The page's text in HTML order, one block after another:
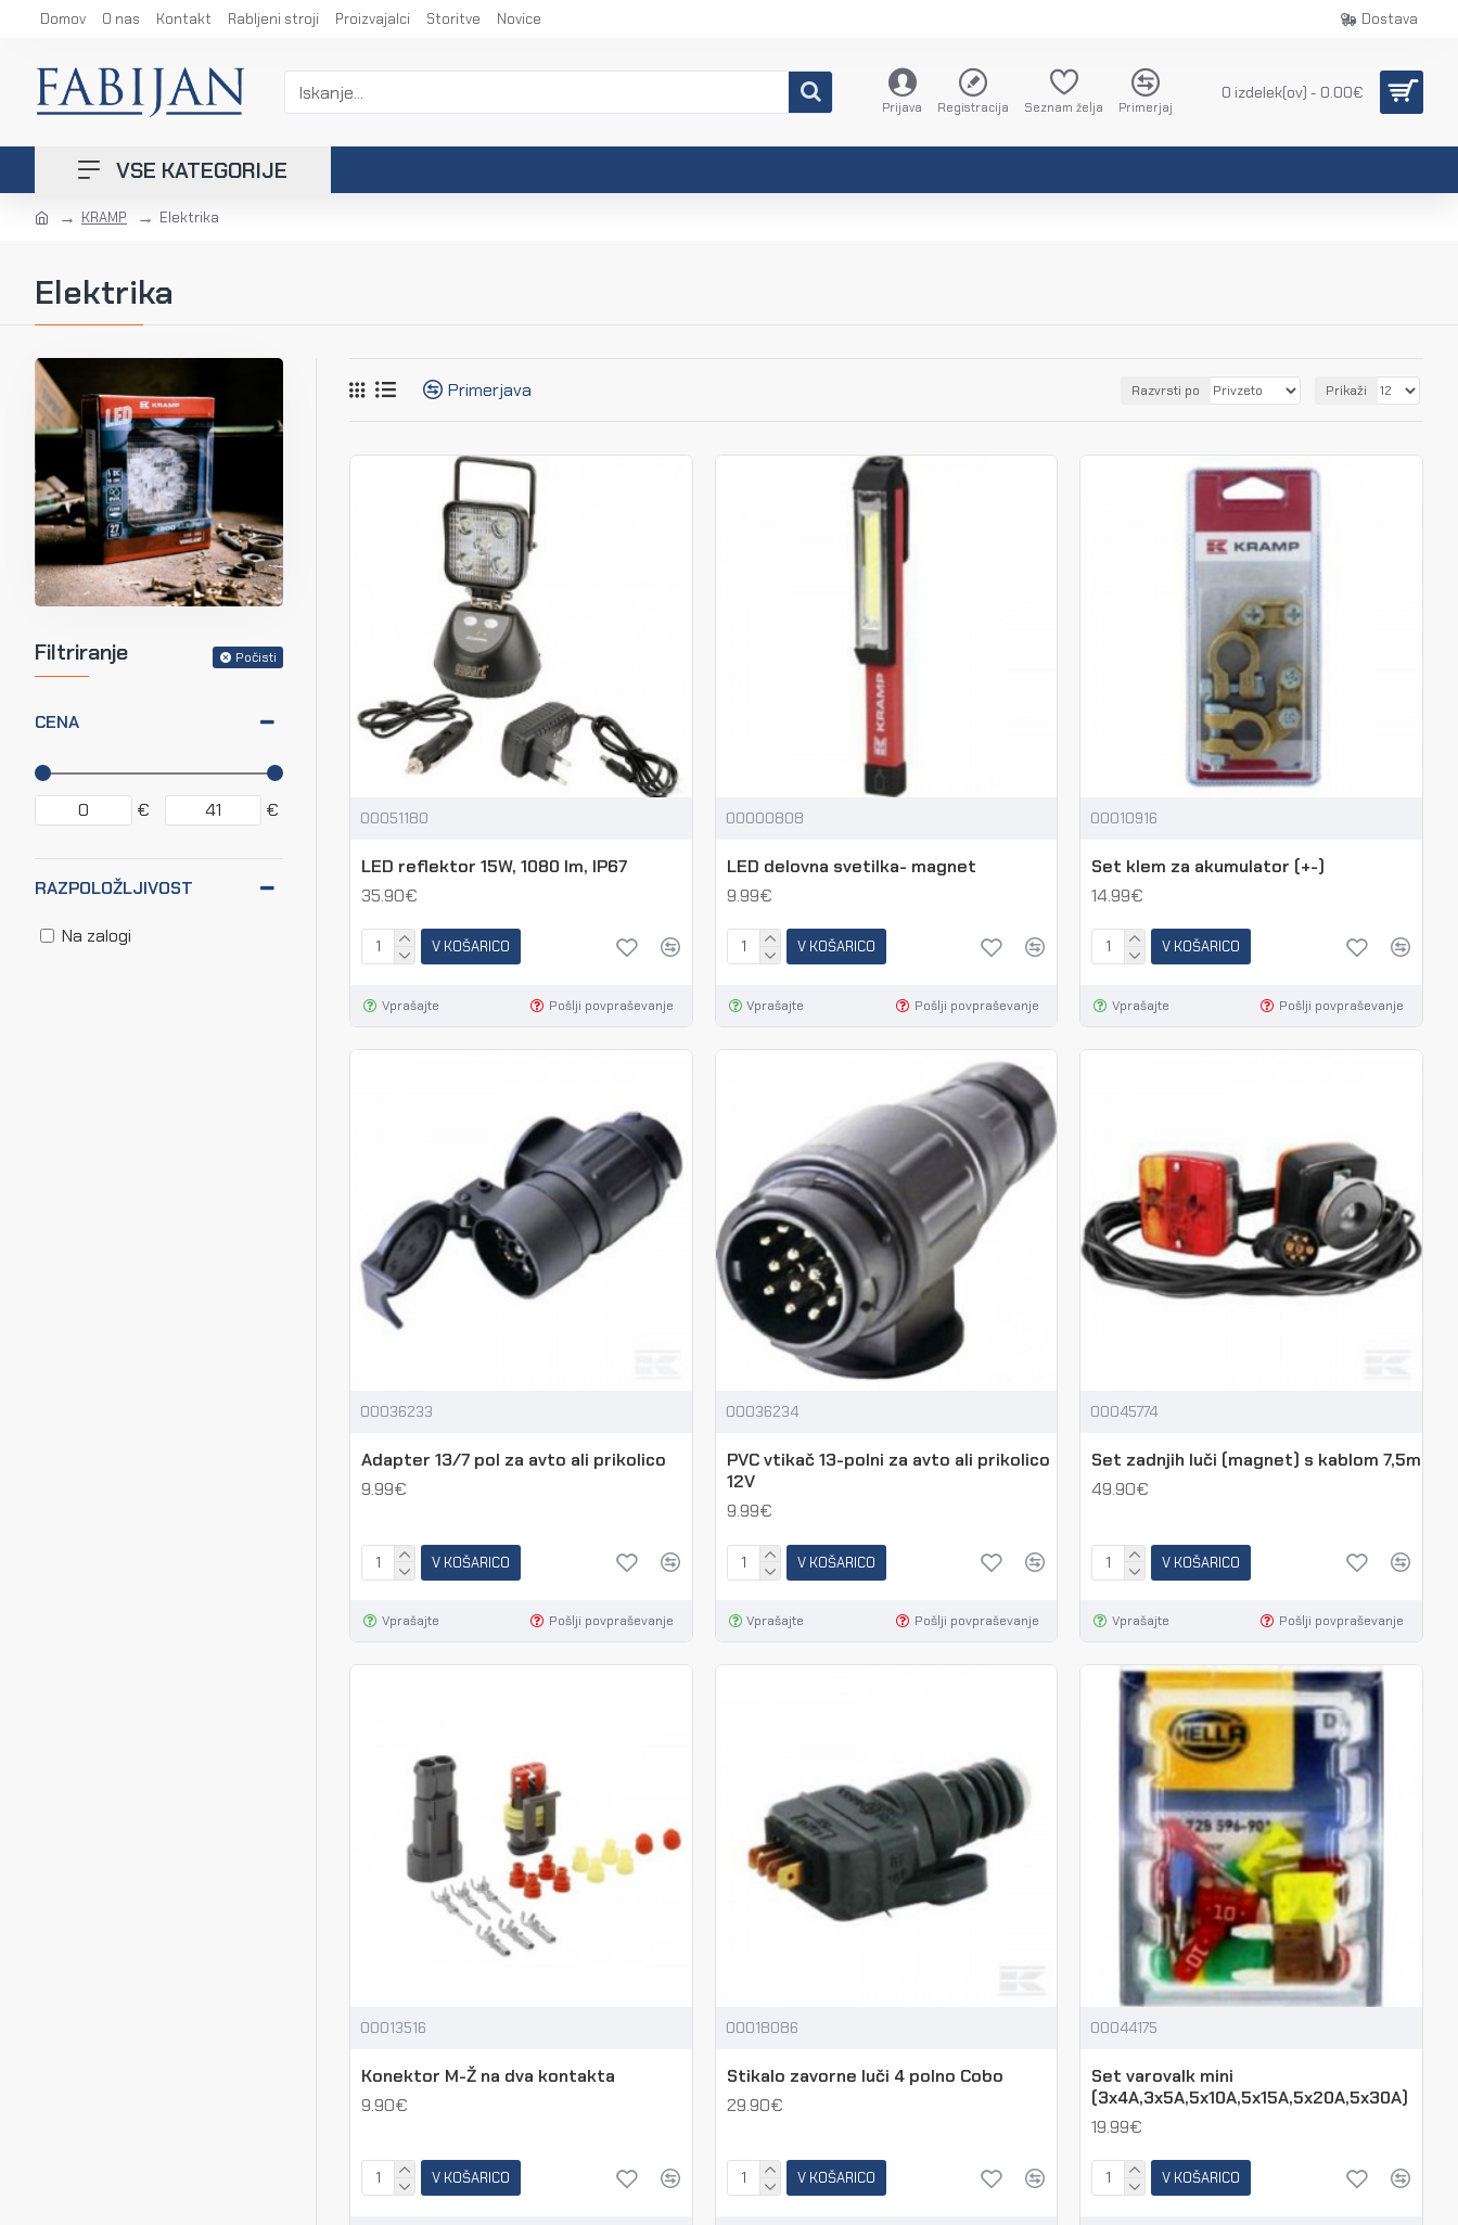
Domov O nas Kontakt Rabljeni stroji Proizvajalci Storitve Novice Dostava
Prijava Registracija Seznam želja Primerjaj
0 izdelek(ov) - 0.00€
VSE KATEGORIJE
KRAMP Elektrika
Elektrika
Filtriranje Počisti
CENA
€ €
RAZPOLOŽLJIVOST
Na zalogi
Primerjava Razvrsti po Prikaži
00051180
LED reflektor 15W, 1080 lm, IP67
35.90€
V KOŠARICO
Vprašajte Pošlji povpraševanje
00000808
LED delovna svetilka- magnet
9.99€
V KOŠARICO
Vprašajte Pošlji povpraševanje
00010916
Set klem za akumulator (+-)
14.99€
V KOŠARICO
Vprašajte Pošlji povpraševanje
00036233
Adapter 13/7 pol za avto ali prikolico
9.99€
V KOŠARICO
Vprašajte Pošlji povpraševanje
00036234
PVC vtikač 13-polni za avto ali prikolico
12V
9.99€
V KOŠARICO
Vprašajte Pošlji povpraševanje
00045774
Set zadnjih luči (magnet) s kablom 7,5m
49.90€
V KOŠARICO
Vprašajte Pošlji povpraševanje
00013516
Konektor M-Ž na dva kontakta
9.90€
V KOŠARICO
00018086
Stikalo zavorne luči 4 polno Cobo
29.90€
V KOŠARICO
00044175
Set varovalk mini
(3x4A,3x5A,5x10A,5x15A,5x20A,5x30A)
19.99€
V KOŠARICO